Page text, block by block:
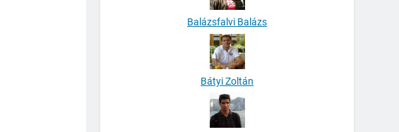
Balázsfalvi Balázs
Bátyi Zoltán